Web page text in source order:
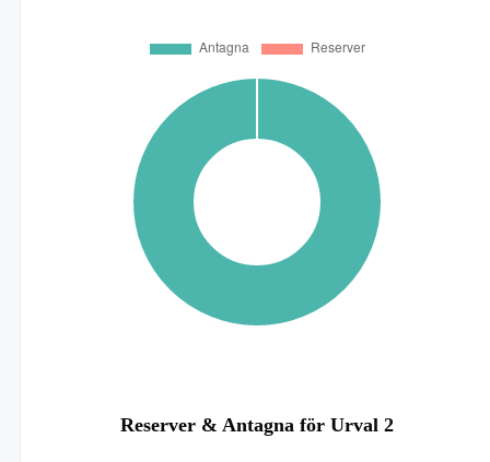
Reserver & Antagna för Urval 2